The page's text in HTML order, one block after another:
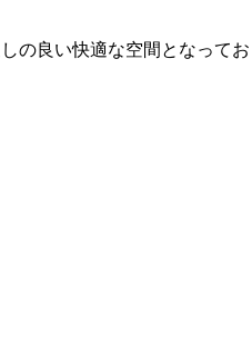
どのお部屋も、採光良好な風通し
も、採光良好な風